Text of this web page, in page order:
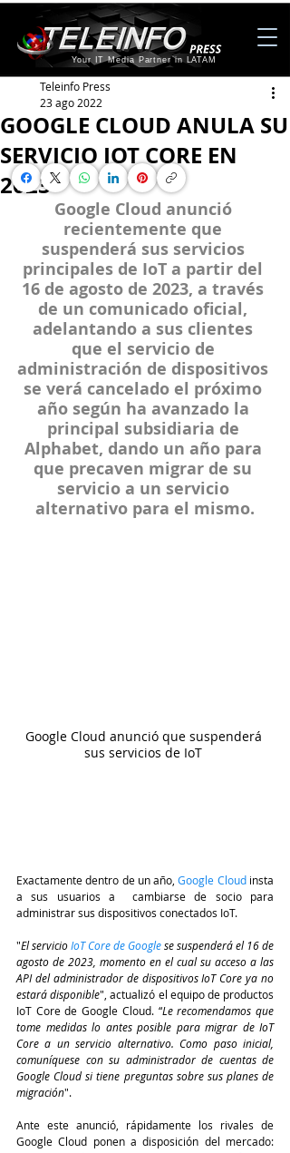
Your IT Media Partner in LATAM
GOOGLE CLOUD ANULA SU
SERVICIO IOT CORE EN
2023
Teleinfo Press
23 ago 2022
Google Cloud anunció
recientemente que
suspenderá sus servicios
principales de IoT a partir del
16 de agosto de 2023, a través
de un comunicado oficial,
adelantando a sus clientes
que el servicio de
administración de dispositivos
se verá cancelado el próximo
año según ha avanzado la
principal subsidiaria de
Alphabet, dando un año para
que precaven migrar de su
servicio a un servicio
alternativo para el mismo.
Google Cloud anunció que suspenderá
sus servicios de IoT
Exactamente dentro de un año, Google Cloud insta
a sus usuarios a  cambiarse de socio para
administrar sus dispositivos conectados IoT.
"El servicioIoT Core de Googlese suspenderá el 16 de
agosto de 2023, momento en el cual su acceso a las
API del administrador de dispositivos IoT Core ya no
estará disponible", actualizó el equipo de productos
IoT Core de Google Cloud. “Le recomendamos que
tome medidas lo antes posible para migrar de IoT
Core a un servicio alternativo. Como paso inicial,
comuníquese con su administrador de cuentas de
Google Cloud si tiene preguntas sobre sus planes de
migración".
Ante este anunció, rápidamente los rivales de
Google Cloud ponen a disposición del mercado: